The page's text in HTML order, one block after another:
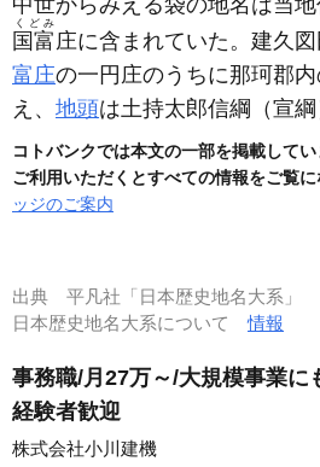
中世からみえる袋の地名は当地
国富
くどみ
庄に含まれていた。建久
富庄の一円庄のうちに那珂郡
え、 地頭は土持太郎信綱 （宣綱
コトバンクでは本文の一部を掲載して
ご利用いただくとすべての情報をご覧に
ッジのご案内
出典 平凡社「日本歴史地名大系」
日本歴史地名大系について情報
事務職/月27万～/大規模事業に
経験者歓迎
株式会社小川建機